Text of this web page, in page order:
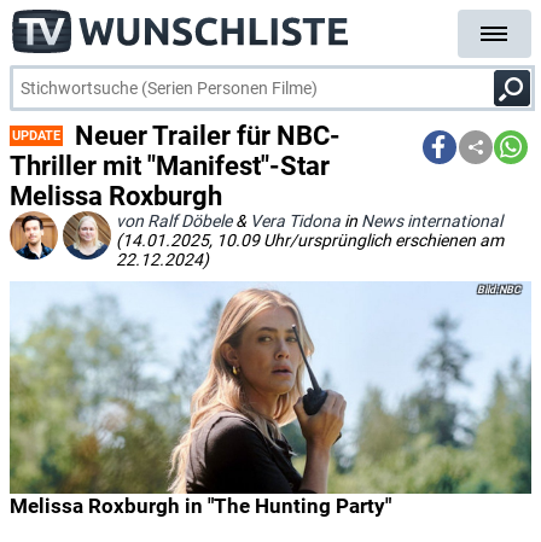
UPDATE
Neuer Trailer für NBC-
Thriller mit "Manifest"-Star
Melissa Roxburgh
von Ralf Döbele& Vera Tidona in News international
(14.01.2025, 10.09 Uhr/ursprünglich erschienen am
22.12.2024)
Melissa Roxburgh in "The Hunting Party"
NBC